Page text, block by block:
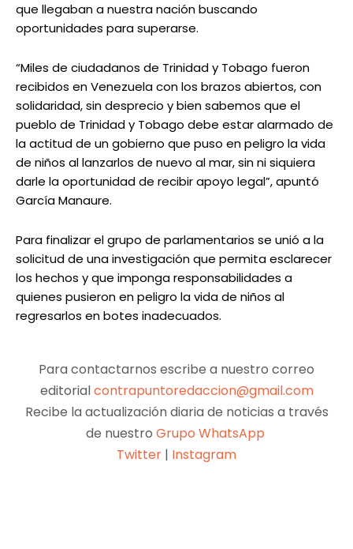
que llegaban a nuestra nación buscando
oportunidades para superarse.
“Miles de ciudadanos de Trinidad y Tobago fueron
recibidos en Venezuela con los brazos abiertos, con
solidaridad, sin desprecio y bien sabemos que el
pueblo de Trinidad y Tobago debe estar alarmado de
la actitud de un gobierno que puso en peligro la vida
de niños al lanzarlos de nuevo al mar, sin ni siquiera
darle la oportunidad de recibir apoyo legal”, apuntó
García Manaure.
Para finalizar el grupo de parlamentarios se unió a la
solicitud de una investigación que permita esclarecer
los hechos y que imponga responsabilidades a
quienes pusieron en peligro la vida de niños al
regresarlos en botes inadecuados.
Para contactarnos escribe a nuestro correo
editorialcontrapuntoredaccion@gmail.com
Recibe la actualización diaria de noticias a través
de nuestro Grupo WhatsApp
Twitter | Instagram